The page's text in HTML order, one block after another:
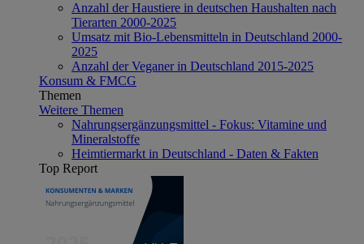
Anzahl der Haustiere in deutschen Haushalten nach
Tierarten 2000-2025
Umsatz mit Bio-Lebensmitteln in Deutschland 2000-
2025
Anzahl der Veganer in Deutschland 2015-2025
Konsum & FMCG
Themen
Weitere Themen
Nahrungsergänzungsmittel - Fokus: Vitamine und
Mineralstoffe
Heimtiermarkt in Deutschland - Daten & Fakten
Top Report